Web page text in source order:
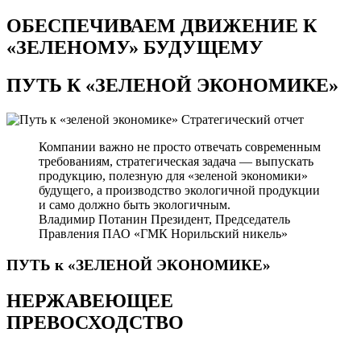
ОБЕСПЕЧИВАЕМ ДВИЖЕНИЕ К
«ЗЕЛЕНОМУ» БУДУЩЕМУ
ПУТЬ К«ЗЕЛЕНОЙ ЭКОНОМИКЕ»
Стратегический отчет
Компании важно не просто отвечать современным
требованиям, стратегическая задача — выпускать
продукцию, полезную для «зеленой экономики»
будущего, а производство экологичной продукции
и само должно быть экологичным.
Владимир Потанин Президент, Председатель
Правления ПАО «ГМК Норильский никель»
ПУТЬ к «ЗЕЛЕНОЙ ЭКОНОМИКЕ»
НЕРЖАВЕЮЩЕЕ
ПРЕВОСХОДСТВО